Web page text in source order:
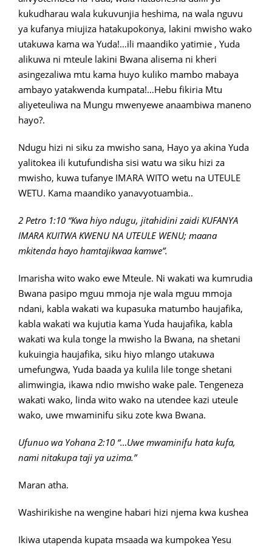
kukudharau wala kukuvunjia heshima, na wala nguvu
ya kufanya miujiza hatakupokonya, lakini mwisho wako
utakuwa kama wa Yuda!…ili maandiko yatimie , Yuda
alikuwa ni mteule lakini Bwana alisema ni kheri
asingezaliwa mtu kama huyo kuliko mambo mabaya
ambayo yatakwenda kumpata!…Hebu fikiria Mtu
aliyeteuliwa na Mungu mwenyewe anaambiwa maneno
hayo?.
Ndugu hizi ni siku za mwisho sana, Hayo ya akina Yuda
yalitokea ili kutufundisha sisi watu wa siku hizi za
mwisho, kuwa tufanye IMARA WITO wetu na UTEULE
WETU. Kama maandiko yanavyotuambia..
2 Petro 1:10 “Kwa hiyo ndugu, jitahidini zaidi KUFANYA
IMARA KUITWA KWENU NA UTEULE WENU; maana
mkitenda hayo hamtajikwaa kamwe”.
Imarisha wito wako ewe Mteule. Ni wakati wa kumrudia
Bwana pasipo mguu mmoja nje wala mguu mmoja
ndani, kabla wakati wa kupasuka matumbo haujafika,
kabla wakati wa kujutia kama Yuda haujafika, kabla
wakati wa kula tonge la mwisho la Bwana, na shetani
kukuingia haujafika, siku hiyo mlango utakuwa
umefungwa, Yuda baada ya kulila lile tonge shetani
alimwingia, ikawa ndio mwisho wake pale. Tengeneza
wakati wako, linda wito wako na utendee kazi uteule
wako, uwe mwaminifu siku zote kwa Bwana.
Ufunuo wa Yohana 2:10 “…Uwe mwaminifu hata kufa,
nami nitakupa taji ya uzima.”
Maran atha.
Washirikishe na wengine habari hizi njema kwa kushea
Ikiwa utapenda kupata msaada wa kumpokea Yesu